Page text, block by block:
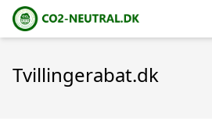
Tvillingerabat.dk